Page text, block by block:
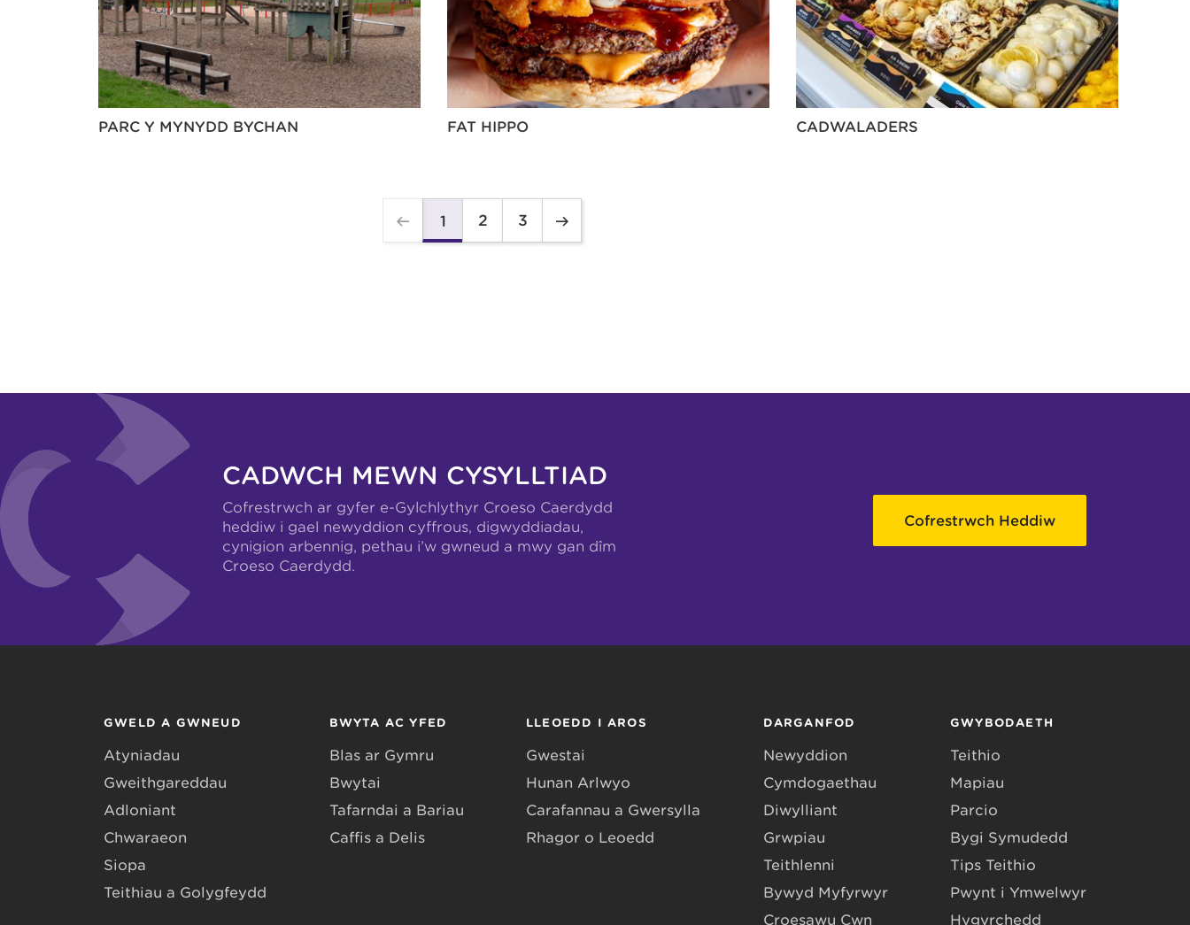
PARC Y MYNYDD BYCHAN FAT HIPPO CADWALADERS
1 2 3
CADWCH MEWN CYSYLLTIAD
Cofrestrwch ar gyfer e-Gylchlythyr Croeso Caerdydd
heddiw i gael newyddion cyffrous, digwyddiadau,
cynigion arbennig, pethau i’w gwneud a mwy gan dîm
Croeso Caerdydd.
Cofrestrwch Heddiw
GWELD A GWNEUD
Atyniadau
Gweithgareddau
Adloniant
Chwaraeon
Siopa
Teithiau a Golygfeydd
BWYTA AC YFED
Blas ar Gymru
Bwytai
Tafarndai a Bariau
Caffis a Delis
LLEOEDD I AROS
Gwestai
Hunan Arlwyo
Carafannau a Gwersylla
Rhagor o Leoedd
DARGANFOD
Newyddion
Cymdogaethau
Diwylliant
Grwpiau
Teithlenni
Bywyd Myfyrwyr
Croesawu Cŵn
GWYBODAETH
Teithio
Mapiau
Parcio
Bygi Symudedd
Tips Teithio
Pwynt i Ymwelwyr
Hygyrchedd